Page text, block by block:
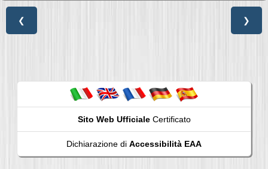
❮ ❯
Sito Web UfficialeCertificato
Dichiarazione di Accessibilità EAA